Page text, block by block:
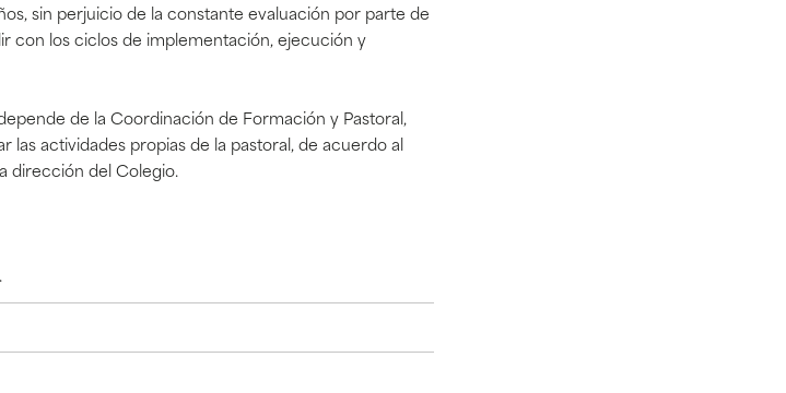
sin perjuicio de la constante evaluación por parte de
con los ciclos de implementación, ejecución y
de la Coordinación de Formación y Pastoral,
las actividades propias de la pastoral, de acuerdo al
dirección del Colegio.